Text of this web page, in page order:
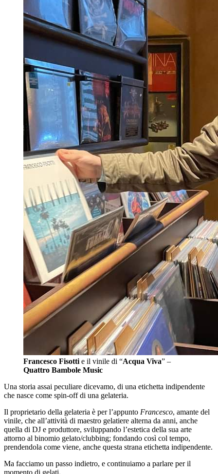
Francesco Fisotti e il vinile di “Acqua Viva” –
Quattro Bambole Music
Una storia assai peculiare dicevamo, di una etichetta indipendente
che nasce come spin-off di una gelateria.
Il proprietario della gelateria è per l’appunto Francesco, amante del
vinile, che all’attività di maestro gelatiere alterna da anni, anche
quella di DJ e produttore, sviluppando l’estetica della sua arte
attorno al binomio gelato/clubbing; fondando così col tempo,
prendendola come viene, anche questa strana etichetta indipendente.
Ma facciamo un passo indietro, e continuiamo a parlare per il
momento di gelati.